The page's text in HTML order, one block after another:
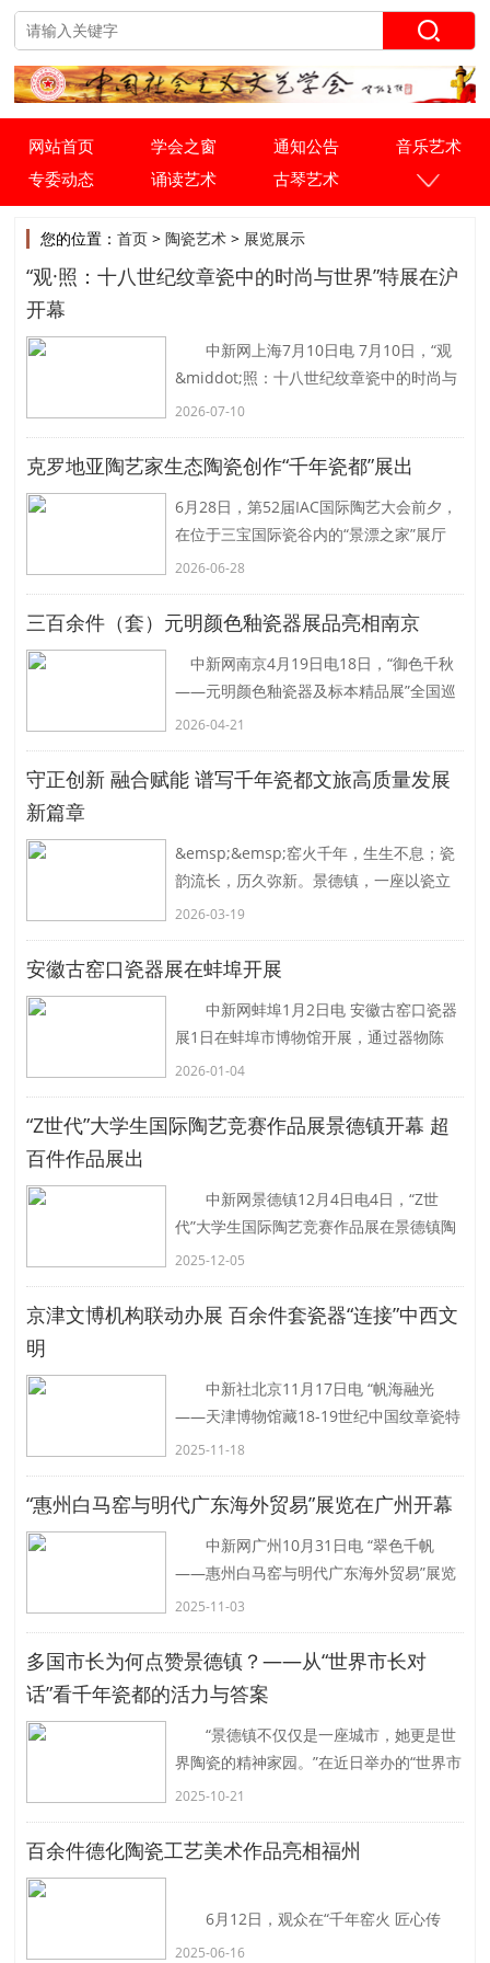
网站首页 学会之窗 通知公告
音乐艺术
专委动态
诵读艺术 古琴艺术
您的位置：首页 >陶瓷艺术 > 展览展示
“观·照：十八世纪纹章瓷中的时尚与世界”特展在沪
开幕
中新网上海7月10日电 7月10日，“观
&middot;照：十八世纪纹章瓷中的时尚与
世界”特展在上海开幕。展览汇聚中国航海
博物馆与天津博物馆的纹章瓷珍藏，其中
天[详细]
2026-07-10
克罗地亚陶艺家生态陶瓷创作“千年瓷都”展出
6月28日，第52届IAC国际陶艺大会前夕，
在位于三宝国际瓷谷内的“景漂之家”展厅
里，克罗地亚陶艺家桑德拉&middot;班
(Sandra Ban)在进行一段简单行为艺术后
[详细]
2026-06-28
三百余件（套）元明颜色釉瓷器展品亮相南京
中新网南京4月19日电18日，“御色千秋
——元明颜色釉瓷器及标本精品展”全国巡
展第一站在南京金陵美术馆艺术空间免费
向公众开放。
“御色千秋[详细]
2026-04-21
守正创新 融合赋能 谱写千年瓷都文旅高质量发展
新篇章
&emsp;&emsp;窑火千年，生生不息；瓷
韵流长，历久弥新。景德镇，一座以瓷立
命千年瓷都，在历史与未来的交汇点上，
正以守正创新的坚定与融合发展的智慧，
书写文旅高质量发展
2026-03-19
安徽古窑口瓷器展在蚌埠开展
中新网蚌埠1月2日电 安徽古窑口瓷器
展1日在蚌埠市博物馆开展，通过器物陈
列、场景复原与互动体验，带领观众穿越
时空，触摸唐宋时期安徽瓷器的流通脉络
与生活图景。
2026-01-04
“Z世代”大学生国际陶艺竞赛作品展景德镇开幕 超
百件作品展出
中新网景德镇12月4日电4日，“Z世
代”大学生国际陶艺竞赛作品展在景德镇陶
瓷大学开幕。来自十余个国家和地区的超
百件作品集中亮相，展开了一场东方陶瓷
文化 [详细]
2025-12-05
京津文博机构联动办展 百余件套瓷器“连接”中西文
明
中新社北京11月17日电 “帆海融光
——天津博物馆藏18-19世纪中国纹章瓷特
展”17日在北京大运河博物馆揭幕。展览通
过135件套天津博物馆藏中国纹章瓷[详细]
2025-11-18
“惠州白马窑与明代广东海外贸易”展览在广州开幕
中新网广州10月31日电 “翠色千帆
——惠州白马窑与明代广东海外贸易”展览
31日在广州南汉二陵博物馆开幕。
民众正在观看展览。南汉二陵博物馆 供[详
细]
2025-11-03
多国市长为何点赞景德镇？——从“世界市长对
话”看千年瓷都的活力与答案
“景德镇不仅仅是一座城市，她更是世
界陶瓷的精神家园。”在近日举办的“世界市
长对话&middot;景德镇暨2025景德镇论
坛”上，吉尔吉斯斯坦奥什市议[详细]
2025-10-21
百余件德化陶瓷工艺美术作品亮相福州
6月12日，观众在“千年窑火 匠心传
承”——德化陶瓷工艺美术作品展现场参
2025-06-16